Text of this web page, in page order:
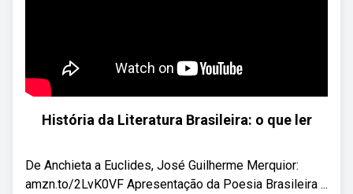
História da Literatura Brasileira: o que ler
De Anchieta a Euclides, José Guilherme Merquior:
amzn.to/2LvK0VF Apresentação da Poesia Brasileira ...